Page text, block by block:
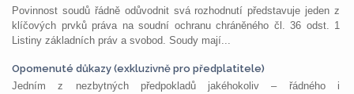
Povinnost soudů řádně odůvodnit svá rozhodnutí představuje jeden z
klíčových prvků práva na soudní ochranu chráněného čl. 36 odst. 1
Listiny základních práv a svobod. Soudy mají...
Opomenuté důkazy (exkluzivně pro předplatitele)
Jedním z nezbytných předpokladů jakéhokoliv – řádného i